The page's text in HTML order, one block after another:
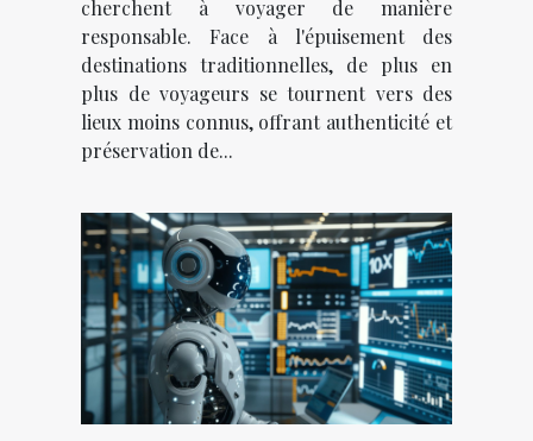
cherchent à voyager de manière
responsable. Face à l'épuisement des
destinations traditionnelles, de plus en
plus de voyageurs se tournent vers des
lieux moins connus, offrant authenticité et
préservation de...